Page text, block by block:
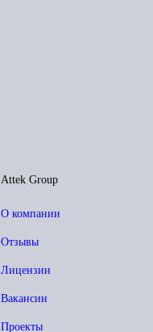
Attek Group
О компании
Отзывы
Лицензии
Вакансии
Проекты